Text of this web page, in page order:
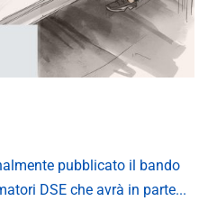
pubblicato il bando
DSE che avrà in parte...